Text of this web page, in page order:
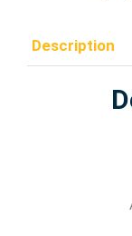
Description